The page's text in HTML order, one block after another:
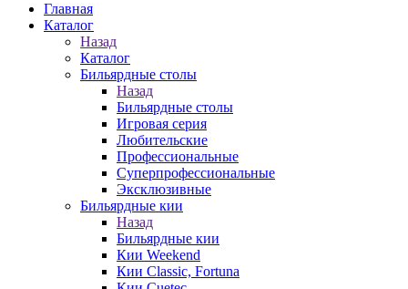
Главная
Каталог
Назад
Каталог
Бильярдные столы
Назад
Бильярдные столы
Игровая серия
Любительские
Профессиональные
Суперпрофессиональные
Эксклюзивные
Бильярдные кии
Назад
Бильярдные кии
Кии Weekend
Кии Classic, Fortuna